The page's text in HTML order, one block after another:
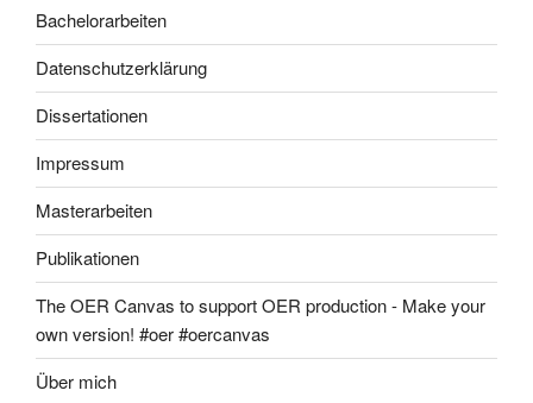
Bachelorarbeiten
Datenschutzerklärung
Dissertationen
Impressum
Masterarbeiten
Publikationen
The OER Canvas to support OER production - Make your
own version! #oer #oercanvas
Über mich